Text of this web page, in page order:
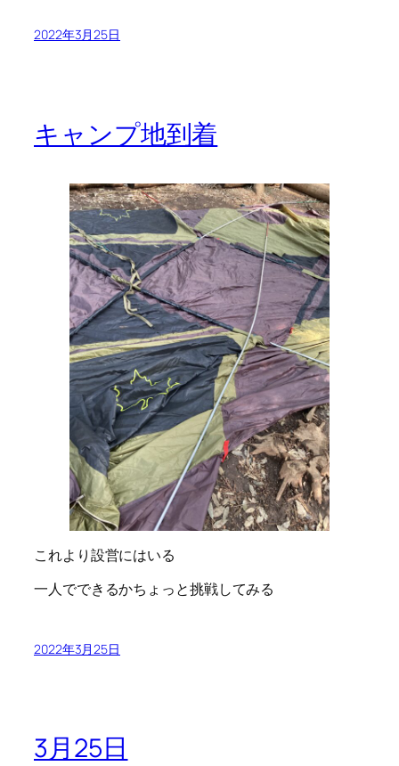
2022年3月25日
キャンプ地到着
これより設営にはいる
一人でできるかちょっと挑戦してみる
2022年3月25日
3月25日